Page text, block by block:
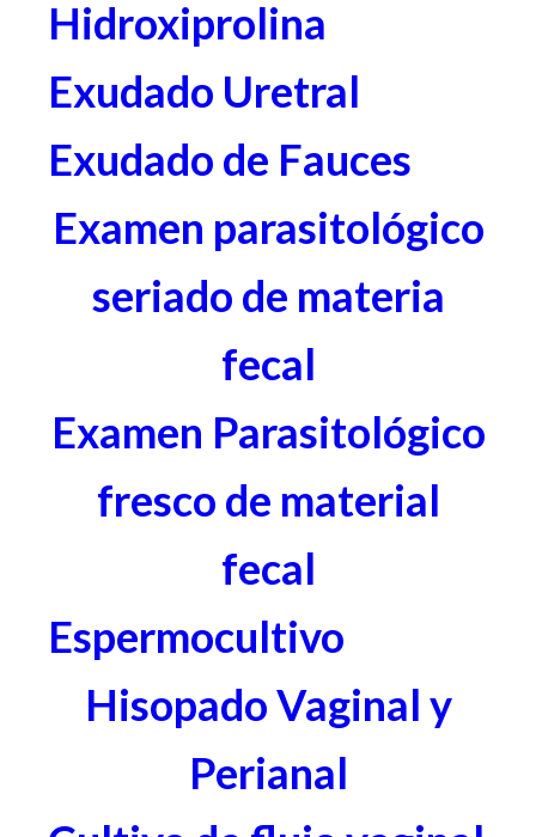
Hidroxiprolina
Exudado Uretral
Exudado de Fauces
Examen parasitológico
seriado de materia
fecal
Examen Parasitológico
fresco de material
fecal
Espermocultivo
Hisopado Vaginal y
Perianal